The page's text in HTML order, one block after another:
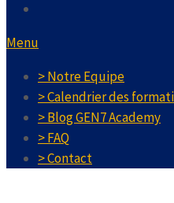
Menu
> Notre Equipe
> Calendrier des
> Blog GEN7 Academy
> FAQ
> Contact